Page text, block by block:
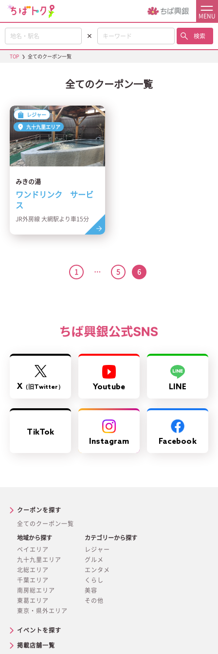
MENU
✕ 検索
TOP ❯ 全てのクーポン一覧
全てのクーポン一覧
レジャー
九十九里エリア
みきの湯
ワンドリンク サービ
ス
JR外房線 大網駅より車15分
1 … 5 6
X（旧Twitter） Youtube LINE
TikTok
Instagram
Facebook
クーポンを探す
全てのクーポン一覧
地域から探す
ベイエリア
九十九里エリア
北総エリア
千葉エリア
南房総エリア
東葛エリア
東京・県外エリア
カテゴリーから探す
レジャー
グルメ
エンタメ
くらし
美容
その他
イベントを探す
掲載店舗一覧